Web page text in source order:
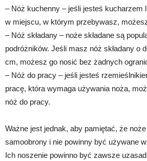
– Nóż kuchenny – jeśli jesteś kucharzem
w miejscu, w którym przebywasz,
– Nóż składany – noże składane są
podróżników. Jeśli masz nóż składany o
cm, możesz go nosić bez żadnych
– Nóż do pracy – jeśli jesteś
pracę, która wymaga używania noża,
nóż do pracy.
Ważne jest jednak, aby pamiętać, że
samoobrony i nie powinny być używane
Ich noszenie powinno być zawsze